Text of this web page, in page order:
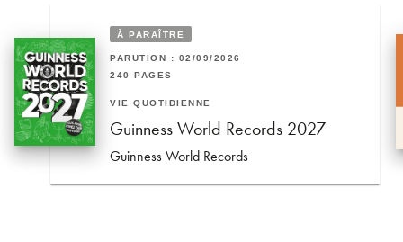
À PARAÎTRE
PARUTION : 02/09/2026
240 PAGES
VIE QUOTIDIENNE
Guinness World Records 2027
Guinness World Records